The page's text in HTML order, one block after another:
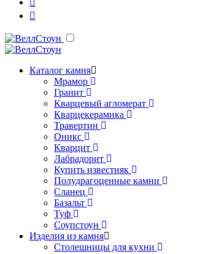
Каталог камня
Мрамор
Гранит
Кварцевый агломерат
Кварцекерамика
Травертин
Оникс
Кварцит
Лабрадорит
Купить известняк
Полудрагоценные камни
Сланец
Базальт
Туф
Соупстоун
Изделия из камня
Столешницы для кухни